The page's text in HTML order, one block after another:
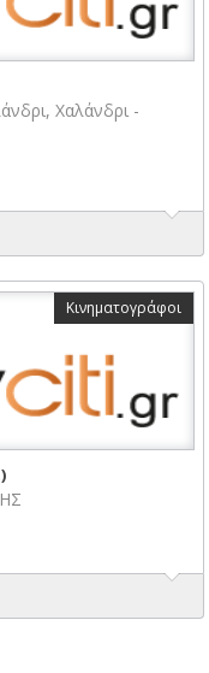
Χαλάνδρι -
Κινηματογράφοι